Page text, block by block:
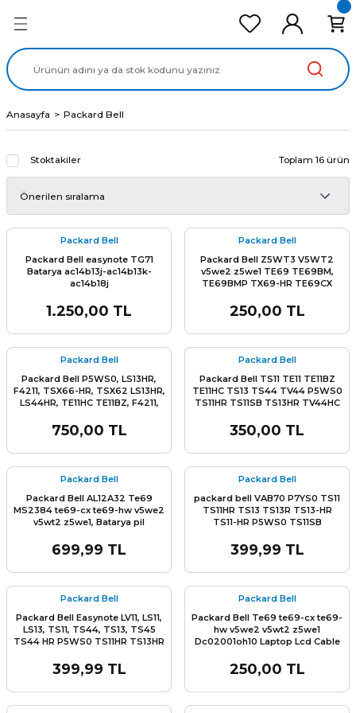
Ekran Panel
Data Kablo
Anasayfa Packard Bell
Stoktakiler Toplam 16 ürün
Packard Bell
Packard Bell easynote TG71
Batarya ac14b13j-ac14b13k-
ac14b18j
1.250,00 TL
Packard Bell
Packard Bell Z5WT3 V5WT2
v5we2 z5we1 TE69 TE69BM,
TE69BMP TX69-HR TE69CX
MS2384 z5we3, z5we3, Z5WT1
TE69 acer DC02001OH10 Lcd
Data Lvds Flex Led Kablo Ekran
250,00 TL
Packard Bell
Packard Bell P5WS0, LS13HR,
F4211, TSX66-HR, TSX62 LS13HR,
LS44HR, TE11HC TE11BZ, F4211,
TSX66HR TV43HC, TV44HC
Q5WTC TV43, TS11-HR, TS11HR,
TS44-HR, TS44HR, TS45SB TE11
750,00 TL
Packard Bell
Packard Bell TS11 TE11 TE11BZ
TE11HC TS13 TS44 TV44 P5WS0
TS11HR TS11SB TS13HR TV44HC
Hinge Part : AMOHJ000100
AMOHJ000300
350,00 TL
Packard Bell
Packard Bell AL12A32 Te69
MS2384 te69-cx te69-hw v5we2
v5wt2 z5we1, Batarya pil
699,99 TL
Packard Bell
packard bell VAB70 P7YS0 TS11
TS11HR TS13 TS13R TS13-HR
TS11-HR P5WS0 TS11SB
TV44HC TV44HR TV11 TS11 LV11
LS11, P7YS0, P5WS0 LV44HC
TS13HR P5WS0 klavye tuş takımı
399,99 TL
Packard Bell
Packard Bell Easynote LV11, LS11,
LS13, TS11, TS44, TS13, TS45
TS44 HR P5WS0 TS11HR TS13HR
Cooling Fan Sıfır A++
399,99 TL
Packard Bell
Packard Bell Te69 te69-cx te69-
hw v5we2 v5wt2 z5we1
Dc02001oh10 Laptop Lcd Cable
250,00 TL